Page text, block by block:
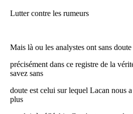
Lutter contre les rumeurs
Mais là ou les analystes ont sans
précisément dans ce registre de la
savez sans
doute est celui sur lequel Lacan nous
plus